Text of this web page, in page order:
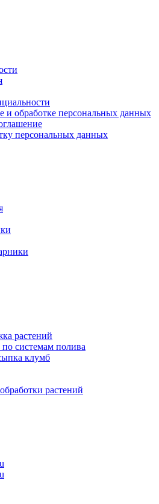
и обработке персональных данных
персональных данных
растений
системам полива
клумб
растений